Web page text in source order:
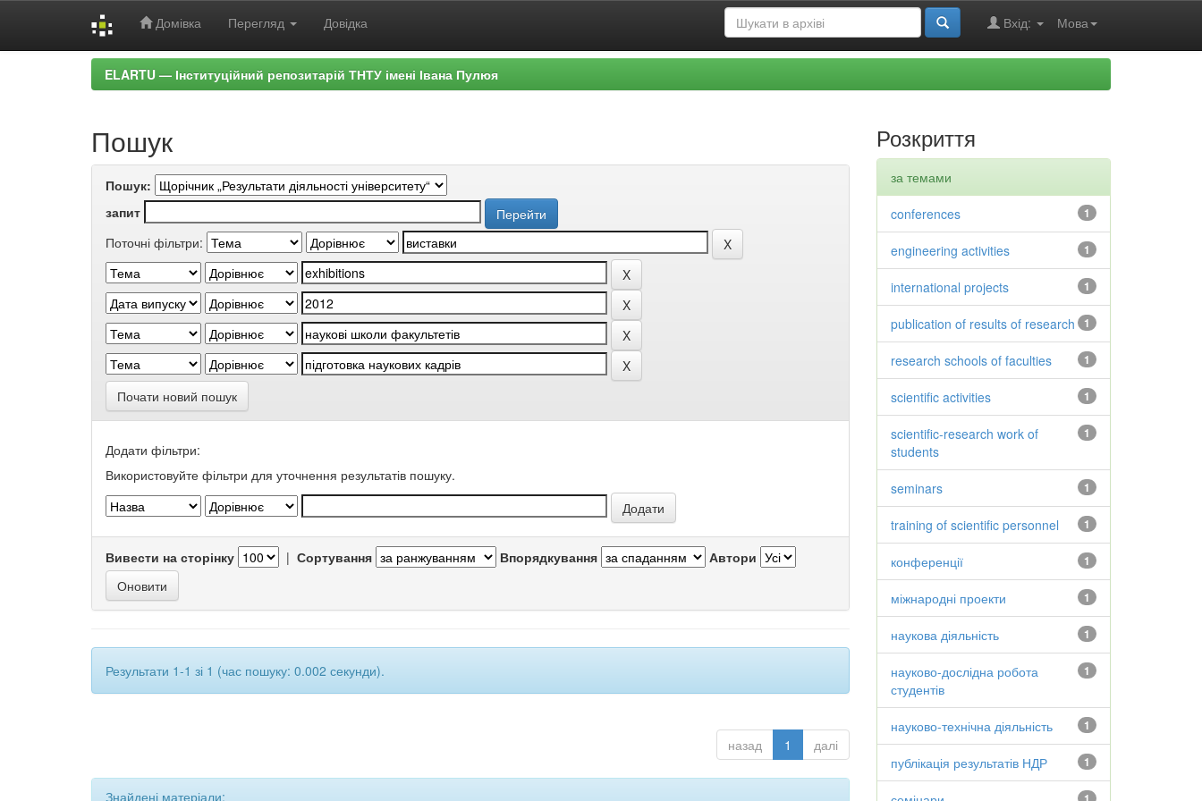
Домівка Перегляд Довідка Мова
Вхід:
ELARTU — Інституційний репозитарій ТНТУ імені Івана Пулюя
Пошук
Пошук:
запит
Поточні фільтри:
Почати новий пошук
Додати фільтри:
Використовуйте фільтри для уточнення результатів пошуку.
Вивести на сторінку | Сортування Впорядкування Автори
Результати 1-1 зі 1 (час пошуку: 0.002 секунди).
назад 1 далі
Знайдені матеріали:
Розкриття
за темами
1
conferences
1
engineering activities
1
international projects
1
publication of results of research
1
research schools of faculties
1
scientific activities
1
scientific-research work of
students
1
seminars
1
training of scientific personnel
1
конференції
1
міжнародні проекти
1
наукова діяльність
1
науково-дослідна робота
студентів
1
науково-технічна діяльність
1
публікація результатів НДР